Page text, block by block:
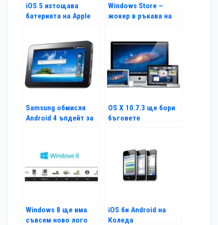
iOS 5 изтощава
батерията на Apple
Windows Store –
жокер в ръкава на
Samsung обмисля
Android 4 ъпдейт за
OS X 10.7.3 ще бори
бъговете
Windows 8 ще има
съвсем ново лого
iOS би Android на
Коледа